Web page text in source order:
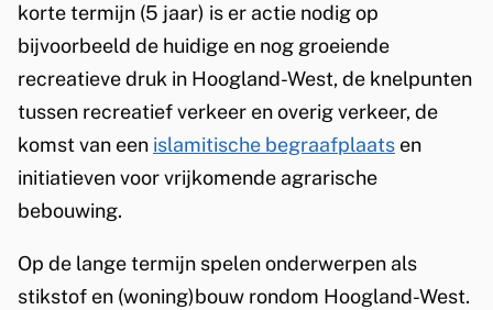
W
e
e
r
n
)
korte termijn (5 jaar) is er actie nodig op
bijvoorbeeld de huidige en nog groeiende
recreatieve druk in Hoogland-West, de knelpunten
tussen recreatief verkeer en overig verkeer, de
komst van een islamitische begraafplaats en
initiatieven voor vrijkomende agrarische
bebouwing.
Op de lange termijn spelen onderwerpen als
stikstof en (woning)bouw rondom Hoogland-West.